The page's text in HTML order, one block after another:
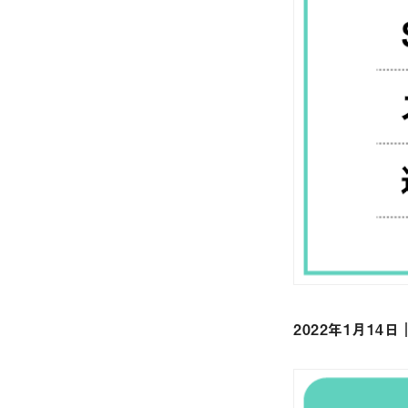
2022年1月14日